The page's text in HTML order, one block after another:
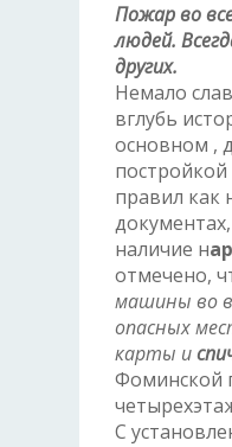
Пожар во
людей.
других.
Немало
вглубь
основном ,
правил как
наличие н
отмечено,
машины во
опасных
карты и
Фоминской
С